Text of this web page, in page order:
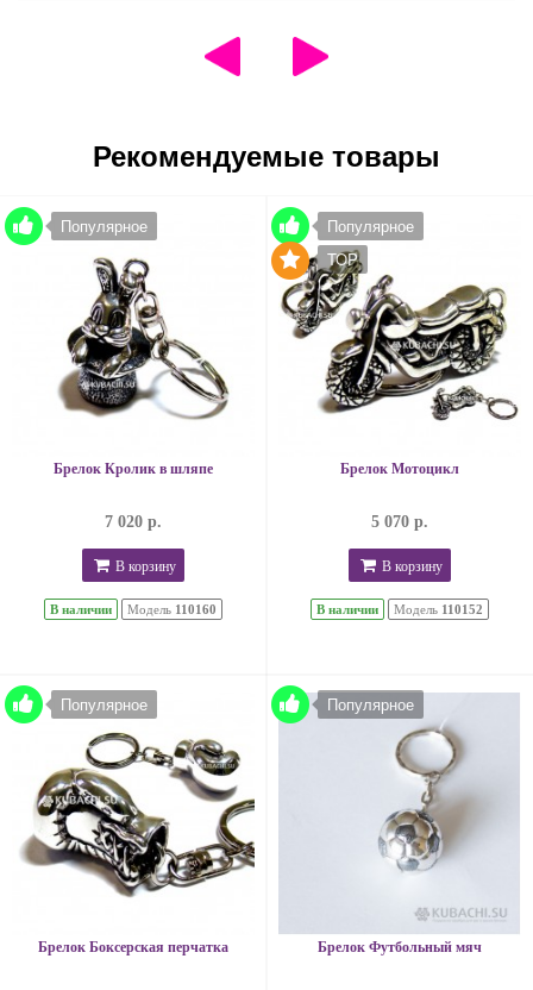
Рекомендуемые товары
Популярное
Брелок Кролик в шляпе
7 020 р.
В корзину
В наличии Модель 110160
Популярное
TOP
Брелок Мотоцикл
5 070 р.
В корзину
В наличии Модель 110152
Популярное
Брелок Боксерская перчатка
Популярное
Брелок Футбольный мяч